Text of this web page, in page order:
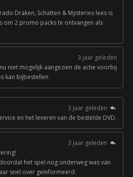
Draken, Schatten & Mysteries lees is
om 2 promo packs te ontvangen als
3 jaar geleden
niet mogelijk aangezien de actie voorbij
kan bijbestellen
3 jaar geleden
en het leveren van de bestelde DVD.
3 jaar geleden
het spel nog onderweg was van
snel over geïnformeerd.